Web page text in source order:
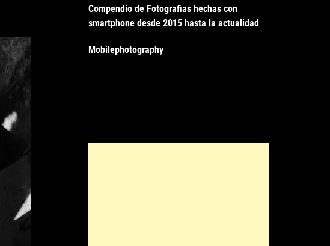
Compendio de Fotografias hechas con
smartphone desde 2015 hasta la actualidad
Mobilephotography